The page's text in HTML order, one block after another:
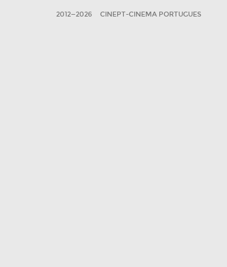
2012—2026 CINEPT-CINEMA PORTUGUES